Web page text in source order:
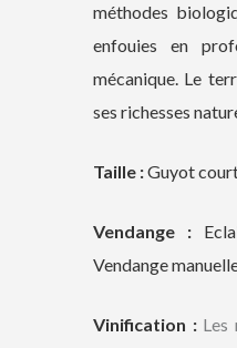
méthodes
enfouies en
mécanique. Le
ses richesses
Taille :Guyot
Vendange :
Vendange
Vinification : Les